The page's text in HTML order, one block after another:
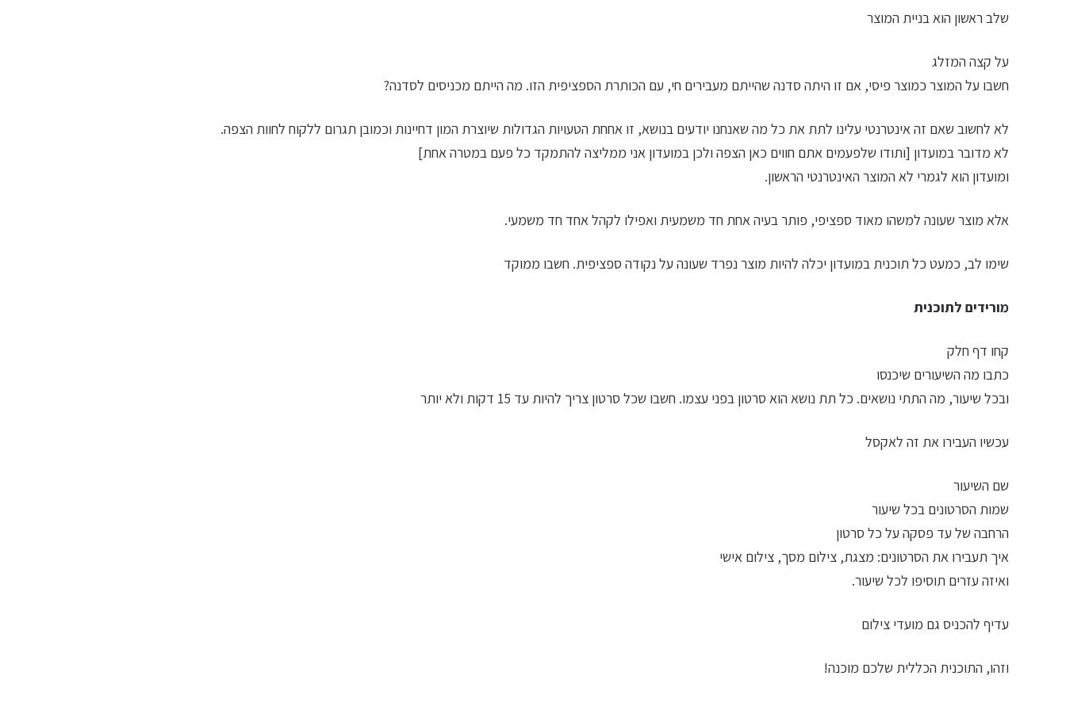
שלב ראשון הוא בניית המוצר
על קצה המזלג
חשבו על המוצר כמוצר פיסי, אם זו היתה סדנה שהייתם מעבירים חי, עם הכותרת הספציפית הזו. מה הייתם מכניסים לסדנה?
לא לחשוב שאם זה אינטרנטי עלינו לתת את כל מה שאנחנו יודעים בנושא, זו אחחת הטעויות הגדולות שיוצרת המון דחיינות וכמובן תגרום ללקוח לחוות הצפה.
לא מדובר במועדון [ותודו שלפעמים אתם חווים כאן הצפה ולכן במועדון אני ממליצה להתמקד כל פעם במטרה אחת]
ומועדון הוא לגמרי לא המוצר האינטרנטי הראשון.
אלא מוצר שעונה למשהו מאוד ספציפי, פותר בעיה אחת חד משמעית ואפילו לקהל אחד חד משמעי.
שימו לב, כמעט כל תוכנית במועדון יכלה להיות מוצר נפרד שעונה על נקודה ספציפית. חשבו ממוקד
מורידים לתוכנית
קחו דף חלק
כתבו מה השיעורים שיכנסו
ובכל שיעור, מה התתי נושאים. כל תת נושא הוא סרטון בפני עצמו. חשבו שכל סרטון צריך להיות עד 15 דקות ולא יותר
עכשיו העבירו את זה לאקסל
שם השיעור
שמות הסרטונים בכל שיעור
הרחבה של עד פסקה על כל סרטון
איך תעבירו את הסרטונים: מצגת, צילום מסך, צילום אישי
ואיזה עזרים תוסיפו לכל שיעור.
עדיף להכניס גם מועדי צילום
וזהו, התוכנית הכללית שלכם מוכנה!